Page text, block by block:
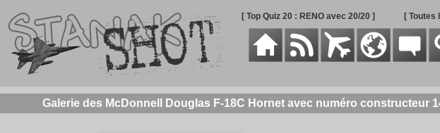
[ Top Quiz 20 : RENO avec 20/20 ] [ Toutes
Galerie des McDonnell Douglas F-18C Hornet avec numéro constructeur